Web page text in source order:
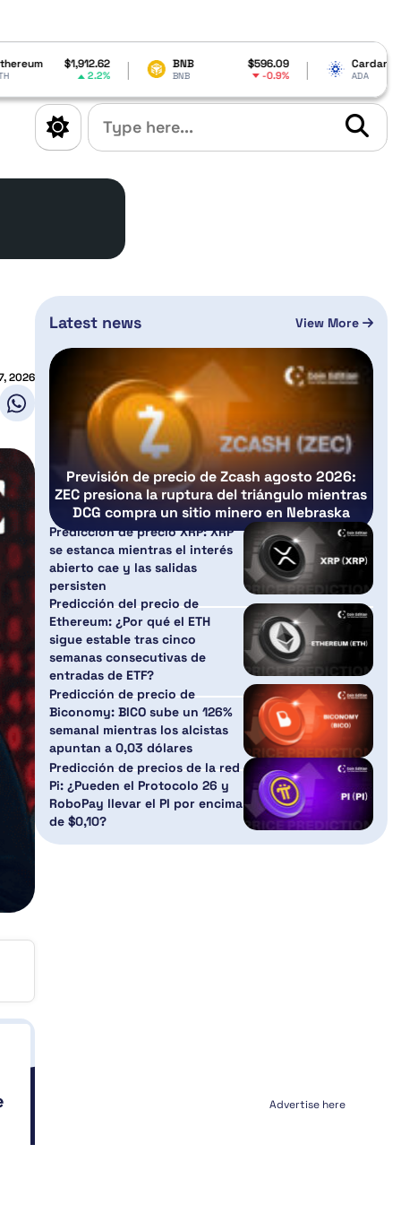
BNB $596.09
BNB -0.9%
Cardano $0.188213
ADA -1.34%
2026
Latest news View More
Previsión de precio de Zcash agosto 2026:
ZEC presiona la ruptura del triángulo mientras
DCG compra un sitio minero en Nebraska
Predicción de precio XRP: XRP
se estanca mientras el interés
abierto cae y las salidas
persisten
Predicción del precio de
Ethereum: ¿Por qué el ETH
sigue estable tras cinco
semanas consecutivas de
entradas de ETF?
Predicción de precio de
Biconomy: BICO sube un 126%
semanal mientras los alcistas
apuntan a 0,03 dólares
Predicción de precios de la red
Pi: ¿Pueden el Protocolo 26 y
RoboPay llevar el PI por encima
de $0,10?
Advertise here